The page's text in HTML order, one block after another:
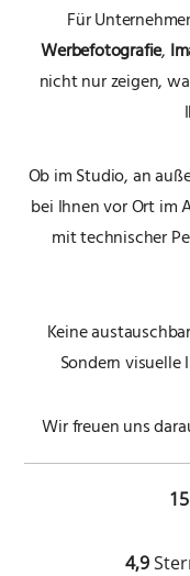
Für
Werbefotografie,
nicht nur zeigen,
Ob im Studio, an
bei Ihnen vor Ort im
mit technischer
Keine
Sondern visuelle
Wir freuen uns
15
4,9